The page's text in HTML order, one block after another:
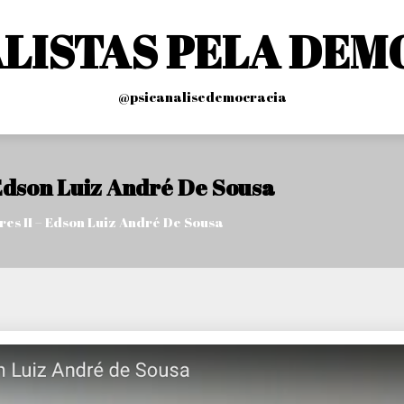
PELA
@psicanalisedemocracia
Luiz André De Sousa
II – Edson Luiz André De Sousa